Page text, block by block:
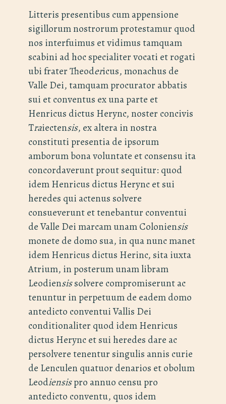
Litteris presentibus cum appensione
sigillorum nostrorum protestamur quod
nos interfuimus et vidimus tamquam
scabini ad hoc specialiter vocati et rogati
ubi frater Theodericus, monachus de
Valle Dei, tamquam procurator abbatis
sui et conventus ex una parte et
Henricus dictus Herync, noster concivis
Traiectensis, ex altera in nostra
constituti presentia de ipsorum
amborum bona voluntate et consensu ita
concordaverunt prout sequitur: quod
idem Henricus dictus Herync et sui
heredes qui actenus solvere
consueverunt et tenebantur conventui
de Valle Dei marcam unam Coloniensis
monete de domo sua, in qua nunc manet
idem Henricus dictus Herinc, sita iuxta
Atrium, in posterum unam libram
Leodiensissolvere compromiserunt ac
tenuntur in perpetuum de eadem domo
antedicto conventui Vallis Dei
conditionaliter quod idem Henricus
dictus Herync et sui heredes dare ac
persolvere tenentur singulis annis curie
de Lenculen quatuor denarios et obolum
Leodiensispro annuo censu pro
antedicto conventu, quos idem